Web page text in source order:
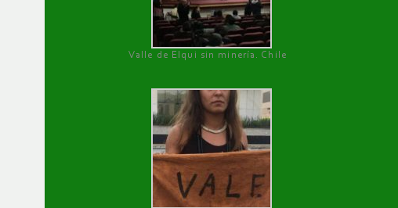
Valle de Elqui sin minería. Chile